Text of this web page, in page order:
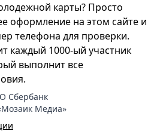
карты? Просто
оформление на этом сайте и
телефона для проверки.
каждый 1000-ый участник
выполнит все
Сбербанк
Медиа»